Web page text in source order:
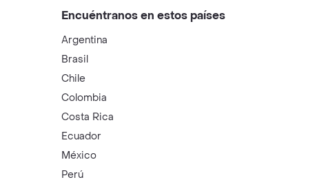
Encuéntranos en estos países
Argentina
Brasil
Chile
Colombia
Costa Rica
Ecuador
México
Perú